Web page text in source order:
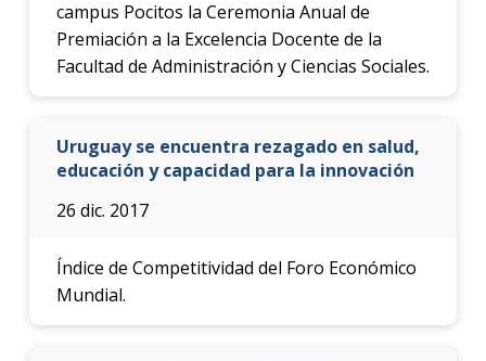
campus Pocitos la Ceremonia Anual de
Premiación a la Excelencia Docente de la
Facultad de Administración y Ciencias Sociales.
Uruguay se encuentra rezagado en salud,
educación y capacidad para la innovación
26 dic. 2017
Índice de Competitividad del Foro Económico
Mundial.